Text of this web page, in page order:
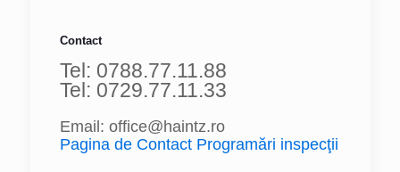
Contact
Tel: 0788.77.11.88
Tel: 0729.77.11.33
Email: office@haintz.ro
Pagina de Contact Programări inspecţii